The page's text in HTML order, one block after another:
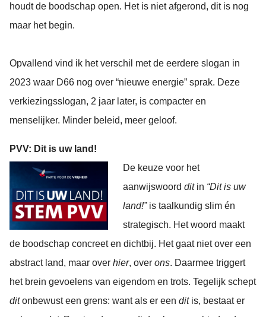
houdt de boodschap open. Het is niet afgerond, dit is nog
maar het begin.
Opvallend vind ik het verschil met de eerdere slogan in
2023 waar D66 nog over “nieuwe energie” sprak. Deze
verkiezingsslogan, 2 jaar later, is compacter en
menselijker. Minder beleid, meer geloof.
PVV: Dit is uw land!
De keuze voor het
aanwijswoorddit in “Dit is uw
land!”is taalkundig slim én
strategisch. Het woord maakt
de boodschap concreet en dichtbij. Het gaat niet over een
abstract land, maar over hier, over ons. Daarmee triggert
het brein gevoelens van eigendom en trots. Tegelijk schept
ditonbewust een grens: want als er een dit is, bestaat er